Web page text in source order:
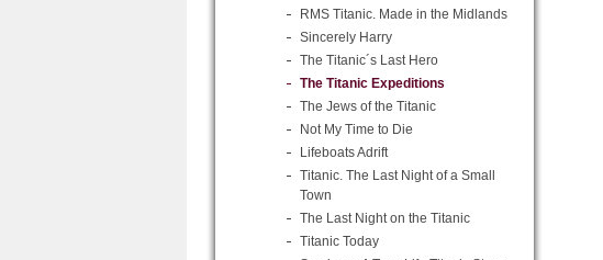
RMS Titanic. Made in the Midlands
Sincerely Harry
The Titanic´s Last Hero
The Titanic Expeditions
The Jews of the Titanic
Not My Time to Die
Lifeboats Adrift
Titanic. The Last Night of a Small
Town
The Last Night on the Titanic
Titanic Today